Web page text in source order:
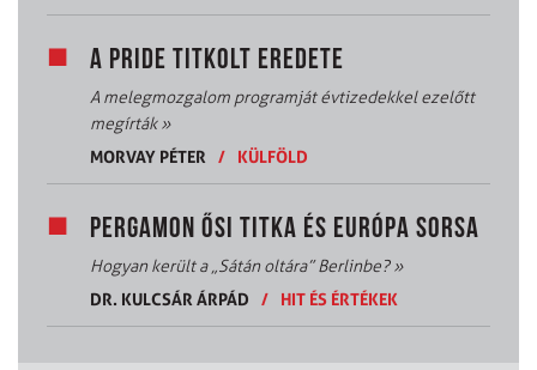
A PRIDE TITKOLT EREDETE
A melegmozgalom programját évtizedekkel ezelőtt
megírták»
MORVAY PÉTER
/ KÜLFÖLD
PERGAMON ŐSI TITKA ÉS EURÓPA SORSA
Hogyan került a „Sátán oltára” Berlinbe?»
DR. KULCSÁR ÁRPÁD
/ HIT ÉS ÉRTÉKEK